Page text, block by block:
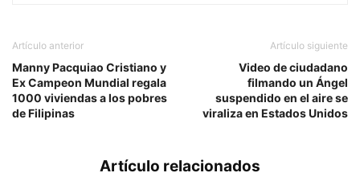
Artículo anterior
Manny Pacquiao Cristiano y
Ex Campeon Mundial regala
1000 viviendas a los pobres
de Filipinas
Artículo siguiente
Video de ciudadano
filmando un Ángel
suspendido en el aire se
viraliza en Estados Unidos
Artículo relacionados